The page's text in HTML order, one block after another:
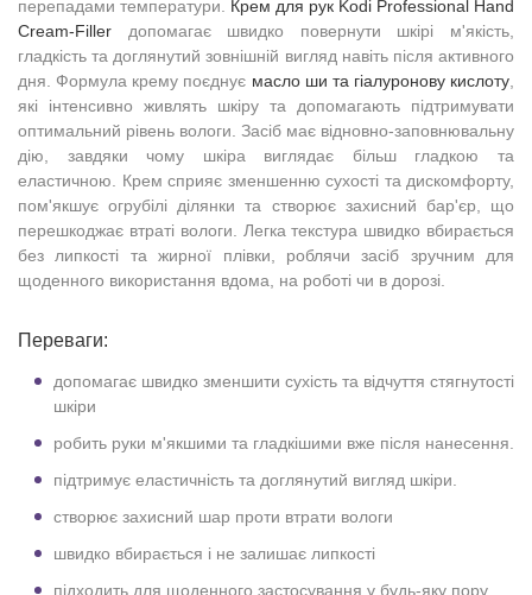
перепадами температури. Крем для рук Kodi Professional Hand
Cream-Filler допомагає швидко повернути шкірі м'якість,
гладкість та доглянутий зовнішній вигляд навіть після активного
дня. Формула крему поєднує масло ши та гіалуронову кислоту
які інтенсивно живлять шкіру та допомагають підтримувати
оптимальний рівень вологи. Засіб має відновно-заповнювальну
дію, завдяки чому шкіра виглядає більш гладкою та
еластичною. Крем сприяє зменшенню сухості та дискомфорту,
пом'якшує огрубілі ділянки та створює захисний бар'єр, що
перешкоджає втраті вологи. Легка текстура швидко вбирається
без липкості та жирної плівки, роблячи засіб зручним для
щоденного використання вдома, на роботі чи в дорозі.
Переваги:
допомагає швидко зменшити сухість та відчуття стягнутості
шкіри
робить руки м'якшими та гладкішими вже після нанесення.
підтримує еластичність та доглянутий вигляд шкіри.
створює захисний шар проти втрати вологи
швидко вбирається і не залишає липкості
підходить для щоденного застосування у будь-яку пору